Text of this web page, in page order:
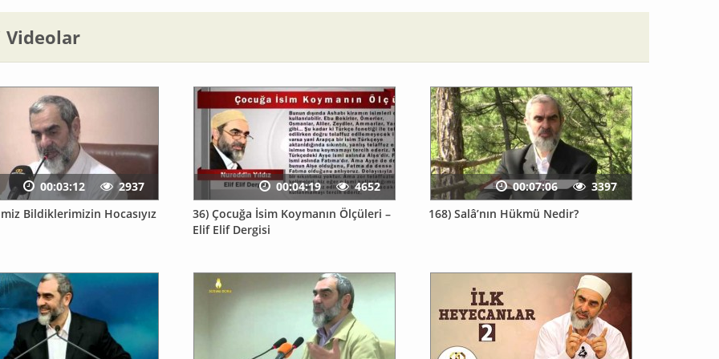
Bildiklerimizin Hocasıyız
00:03:12
2937
36) Çocuğa İsim Koymanın Ölçüleri –
Elif Elif Dergisi
00:04:19
4652
168) Salâ’nın Hükmü Nedir?
00:07:06 3397